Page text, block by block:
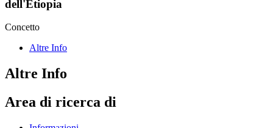
dell'Etiopia
Concetto
Altre Info
Altre Info
Area di ricerca di